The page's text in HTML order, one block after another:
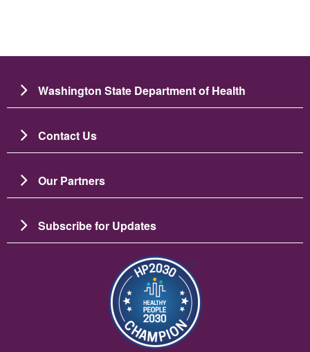
Washington State Department of Health
Contact Us
Our Partners
Subscribe for Updates
ပုံရိပ်